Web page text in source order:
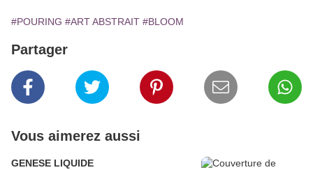
#POURING #ART ABSTRAIT #BLOOM
Partager
Vous aimerez aussi
GENESE LIQUIDE